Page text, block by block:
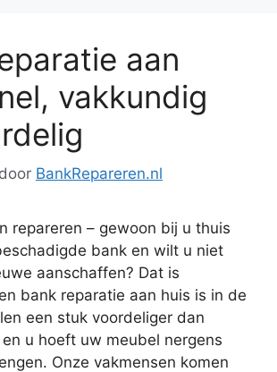
aan
vakkundig
door BankRepareren.nl
repareren – gewoon bij u thuis
bank en wilt u niet
aanschaffen? Dat is
bank reparatie aan huis is in de
een stuk voordeliger dan
u hoeft uw meubel nergens
Onze vakmensen komen